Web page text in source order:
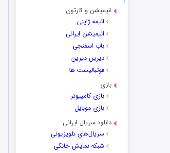
انیمیشن و کارتون
انیمه ژاپنی
انیمیشن ایرانی
باب اسفنجی
دیرین دیرین
فوتبالیست ها
بازی
بازی کامپیوتر
بازی موبایل
دانلود سریال ایرانی
سریال‌های تلویزیونی
شبکه نمایش خانگی